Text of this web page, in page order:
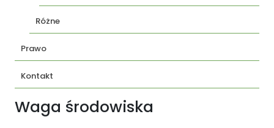
Różne
Prawo
Kontakt
Waga środowiska